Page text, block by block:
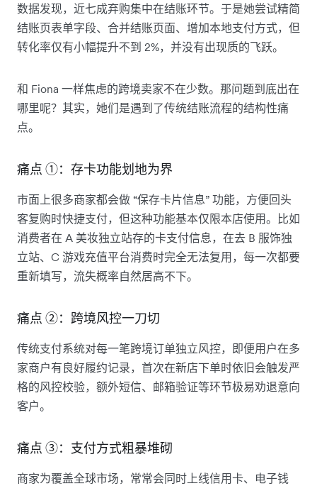
数据发现，近七成弃购集中在结账环节。于是她尝试精简
结账页表单字段、合并结账页面、增加本地支付方式，但
转化率仅有小幅提升不到 2%，并没有出现质的飞跃。
和 Fiona 一样焦虑的跨境卖家不在少数。那问题到底出在
哪里呢？其实，她们是遇到了传统结账流程的结构性痛
点。
痛点 ①：存卡功能划地为界
市面上很多商家都会做 “保存卡片信息” 功能，方便回头
客复购时快捷支付，但这种功能基本仅限本店使用。比如
消费者在 A 美妆独立站存的卡支付信息，在去 B 服饰独
立站、C 游戏充值平台消费时完全无法复用，每一次都要
重新填写，流失概率自然居高不下。
痛点 ②：跨境风控一刀切
传统支付系统对每一笔跨境订单独立风控，即便用户在多
家商户有良好履约记录，首次在新店下单时依旧会触发严
格的风控校验，额外短信、邮箱验证等环节极易劝退意向
客户。
痛点 ③：支付方式粗暴堆砌
商家为覆盖全球市场，常常会同时上线信用卡、电子钱